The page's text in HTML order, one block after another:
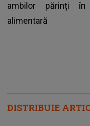
DISTRIBUIE
ambilor părinți în
alimentară